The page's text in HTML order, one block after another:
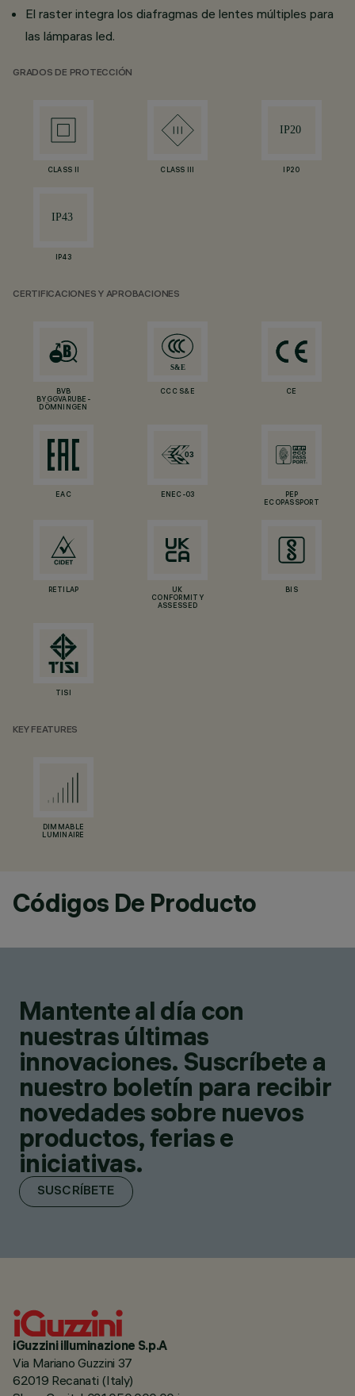
El raster integra los diafragmas de lentes múltiples para
las lámparas led.
GRADOS DE PROTECCIÓN
CLASS II CLASS III IP20
IP43
CERTIFICACIONES Y APROBACIONES
BVB
BYGGVARUBE-
DÖMNINGEN
CCC S&E CE
EAC ENEC-03
PEP
ECOPASSPORT
RETILAP
UK
CONFORMITY
ASSESSED
BIS
TISI
KEY FEATURES
DIMMABLE
LUMINAIRE
Códigos De Producto
Mantente al día con
nuestras últimas
innovaciones. Suscríbete a
nuestro boletín para recibir
novedades sobre nuevos
productos, ferias e
iniciativas.
SUSCRÍBETE
iGuzzini illuminazione S.p.A
Via Mariano Guzzini 37
62019 Recanati (Italy)